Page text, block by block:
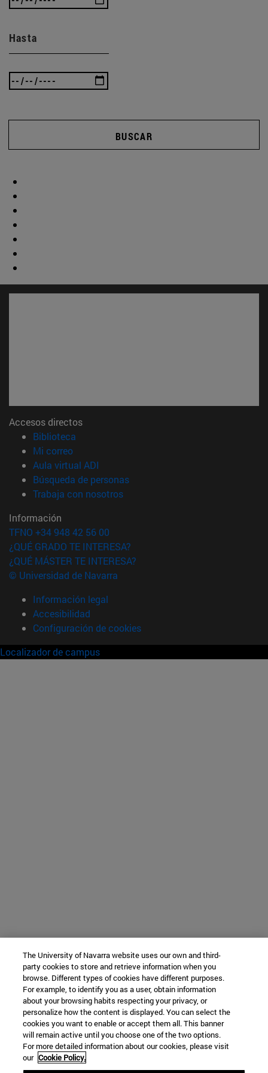
Hasta
BUSCAR
Accesos directos
Biblioteca
Mi correo(abre en nueva ventana)
Aula virtual ADI
Búsqueda de personas(abre en nueva ventana)
Trabaja con nosotros(abre en nueva ventana)
Información
TFNO +34 948 42 56 00
¿QUÉ GRADO TE INTERESA?
¿QUÉ MÁSTER TE INTERESA?
© Universidad de Navarra
Información legal
Accesibilidad
Configuración de cookies
Localizador de campus
The University of Navarra website uses our own and third-
party cookies to store and retrieve information when you
browse. Different types of cookies have different purposes.
For example, to identify you as a user, obtain information
about your browsing habits respecting your privacy, or
personalize how the content is displayed. You can select the
cookies you want to enable or accept them all. This banner
will remain active until you choose one of the two options.
For more detailed information about our cookies, please visit
our Cookie Policy.